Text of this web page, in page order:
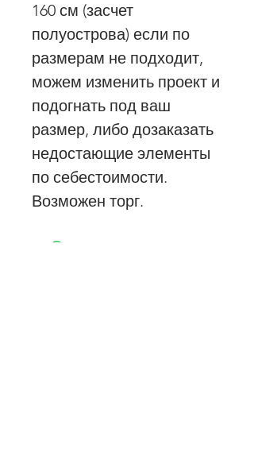
160 см (засчет
полуострова) если по
размерам не подходит,
можем изменить проект и
подогнать под ваш
размер, либо дозаказать
недостающие элементы
по себестоимости.
Возможен торг.